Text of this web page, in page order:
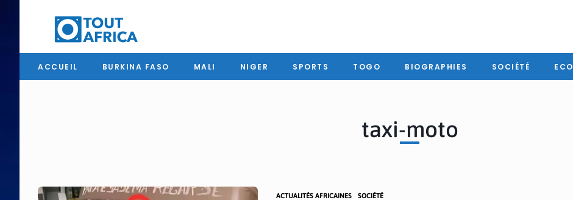
ACCUEIL BURKINA FASO MALI NIGER SPORTS TOGO BIOGRAPHIES SOCIÉTÉ
taxi-moto
ACTUALITÉS AFRICAINES SOCIÉTÉ